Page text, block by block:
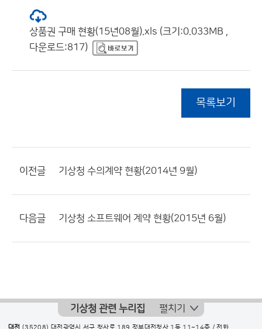
상품권 구매 현황(15년08월).xls (크기:0.033MB ,
다운로드:817)
목록보기
이전글 기상청 수의계약 현황(2014년 9월)
다음글 기상청 소프트웨어 계약 현황(2015년 6월)
기상청 관련 누리집 펼치기